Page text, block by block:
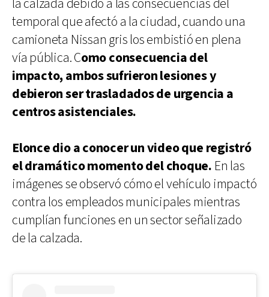
la calzada debido a las consecuencias del
temporal que afectó a la ciudad, cuando una
camioneta Nissan gris los embistió en plena
vía pública. Como consecuencia del
impacto, ambos sufrieron lesiones y
debieron ser trasladados de urgencia a
centros asistenciales.
Elonce dio a conocer un video que registró
el dramático momento del choque. En las
imágenes se observó cómo el vehículo impactó
contra los empleados municipales mientras
cumplían funciones en un sector señalizado
de la calzada.